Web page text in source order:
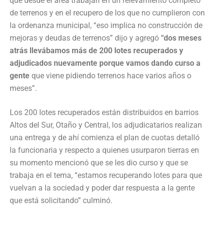
de terrenos y en el recupero de los que no cumplieron con
la ordenanza municipal, “eso implica no construcción de
mejoras y deudas de terrenos” dijo y agregó “dos meses
atrás llevábamos más de 200 lotes recuperados y
adjudicados nuevamente porque vamos dando curso a
gente que viene pidiendo terrenos hace varios años o
meses”.
Los 200 lotes recuperados están distribuidos en barrios
Altos del Sur, Otaño y Central, los adjudicatarios realizan
una entrega y de ahí comienza el plan de cuotas detalló
la funcionaria y respecto a quienes usurparon tierras en
su momento mencionó que se les dio curso y que se
trabaja en el tema, “estamos recuperando lotes para que
vuelvan a la sociedad y poder dar respuesta a la gente
que está solicitando” culminó.